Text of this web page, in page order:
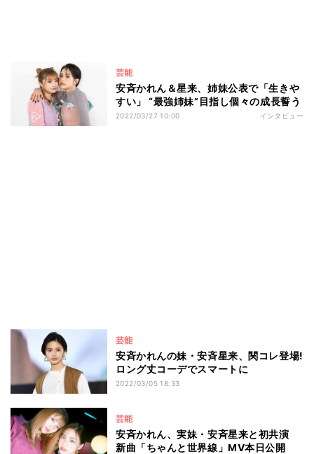
芸能
安斉かれん＆星来、姉妹公表で「生きや
すい」 “最強姉妹”目指し個々の成長誓う
2022/03/27 10:00 インタビュー
芸能
安斉かれんの妹・安斉星来、関コレ登場!
ロング丈コーデでスマートに
2022/03/05 18:33
芸能
安斉かれん、実妹・安斉星来と初共演
新曲「ちゃんと世界線」MV本日公開